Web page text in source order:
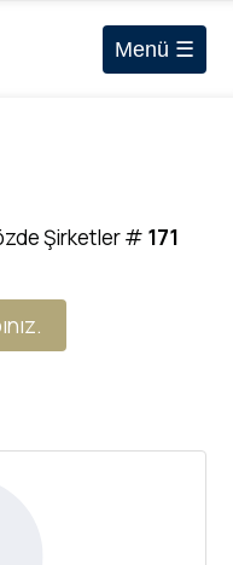
Menü ☰
Şirketler# 171